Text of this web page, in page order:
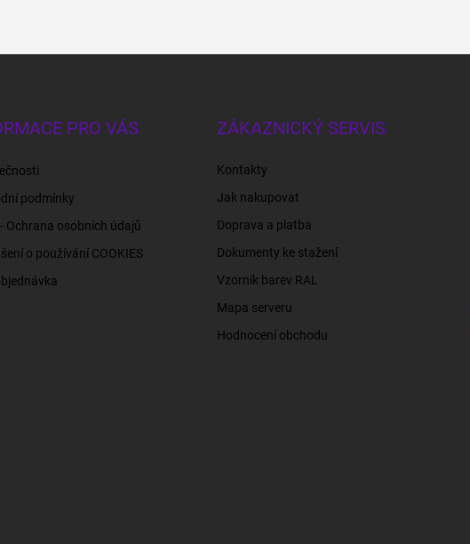
PRO VÁS
podmínky
- Ochrana osobních údajů
o používání COOKIES
ZÁKAZNICKÝ SERVIS
Kontakty
Jak nakupovat
Doprava a platba
Dokumenty ke stažení
Vzorník barev RAL
Mapa serveru
Hodnocení obchodu